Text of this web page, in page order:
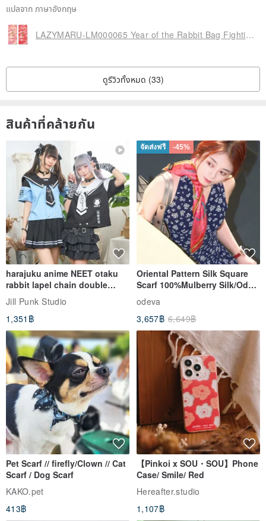
แปลจาก ภาษาอังกฤษ
LAZYMARU-LM000065 Year of the Rabbit Bag Fighting Taiwan Creation
ดูรีวิวทั้งหมด (33)
สินค้าที่คล้ายกัน
harajuku anime NEET otaku
rabbit lapel chain double
breasted sailor top JJ2540
Jill Punk Studio
1,351฿
จัดส่งฟรี -45%
Oriental Pattern Silk Square
Scarf 100%Mulberry Silk/Ode
to the Yi Tribe–Courage
odeva
3,657฿ 6,649฿
Pet Scarf // firefly/Clown // Cat
Scarf / Dog Scarf
KAKO.pet
413฿
【Pinkoi x SOU・SOU】Phone
Case/ Smile/ Red
Hereafter.studio
1,107฿